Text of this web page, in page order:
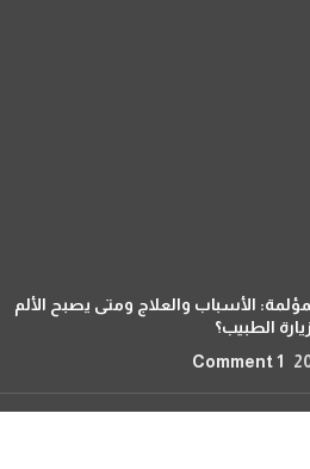
الأسباب والعلاج ومتى يصبح الألم
الطبيب؟
1 Comment